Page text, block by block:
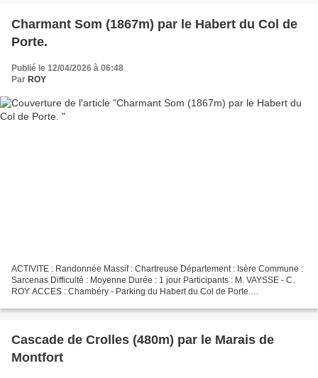
Charmant Som (1867m) par le Habert du Col de
Porte.
Publié le 12/04/2026 à 06:48
Par ROY
ACTIVITE : Randonnée Massif : Chartreuse Département : Isère Commune :
Sarcenas Difficulté : Moyenne Durée : 1 jour Participants : M. VAYSSE - C.
ROY ACCES : Chambéry - Parking du Habert du Col de Porte.
Cascade de Crolles (480m) par le Marais de
Montfort